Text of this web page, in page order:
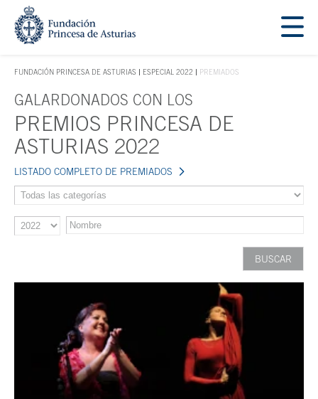
Saltar navegación. Ir directamente al contenido principal
FUNDACIÓN PRINCESA DE ASTURIAS
TECLA DE ACCESO 1
ESPECIAL 2022 PREMIADOS
Contenido principal
GALARDONADOS CON LOS
PREMIOS PRINCESA DE
ASTURIAS 2022
LISTADO COMPLETO DE PREMIADOS